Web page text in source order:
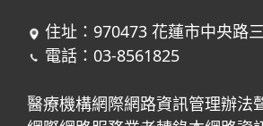
住址：970473 花蓮市中央路
電話：03-8561825
醫療機構網際網路資訊管理辦法